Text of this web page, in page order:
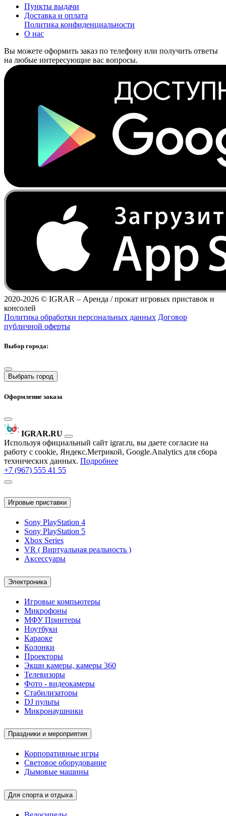
Пункты выдачи
Доставка и оплата
Политика конфиденциальности
О нас
Вы можете оформить заказ по телефону или получить ответы
на любые интересующие вас вопросы.
2020-2026 © IGRAR – Аренда / прокат игровых приставок и
консолей
Политика обработки персональных данных Договор
публичной оферты
Выбор города:
Выбрать город
Оформление заказа
IGRAR.RU
Используя официальный сайт igrar.ru, вы даете согласие на
работу с cookie, Яндекс.Метрикой, Google.Analytics для сбора
технических данных. Подробнее
+7 (967) 555 41 55
Игровые приставки
Sony PlayStation 4
Sony PlayStation 5
Xbox Series
VR ( Виртуальная реальность )
Аксессуары
Электроника
Игровые компьютеры
Микрофоны
МФУ Принтеры
Ноутбуки
Караоке
Колонки
Проекторы
Экшн камеры, камеры 360
Телевизоры
Фото - видеокамеры
Стабилизаторы
DJ пульты
Микронаушники
Праздники и мероприятия
Корпоративные игры
Световое оборудование
Дымовые машины
Для спорта и отдыха